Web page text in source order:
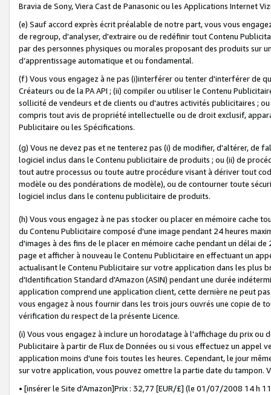
Bravia de Sony, Viera Cast de Panasonic ou les Applications Internet
(e) Sauf accord exprès écrit préalable de notre part, vous vous
de regroup, d'analyser, d'extraire ou de redéfinir tout Contenu
par des personnes physiques ou morales proposant des produits sur
d’apprentissage automatique et ou fondamental.
(f) Vous vous engagez à ne pas (i)interférer ou tenter d'interférer de
Créateurs ou de la PA API ; (ii) compiler ou utiliser le Contenu
sollicité de vendeurs et de clients ou d'autres activités publicitaires ;
compris tout avis de propriété intellectuelle ou de droit exclusif,
Publicitaire ou les Spécifications.
(g) Vous ne devez pas et ne tenterez pas (i) de modifier, d'altérer, de
logiciel inclus dans le Contenu publicitaire de produits ; ou (ii) de
tout autre processus ou toute autre procédure visant à dériver tout
modèle ou des pondérations de modèle), ou de contourner toute
logiciel inclus dans le contenu publicitaire de produits.
(h) Vous vous engagez à ne pas stocker ou placer en mémoire cache
du Contenu Publicitaire composé d'une image pendant 24 heures
d'images à des fins de le placer en mémoire cache pendant un délai
page et afficher à nouveau le Contenu Publicitaire en effectuant un
actualisant le Contenu Publicitaire sur votre application dans les plus
d'Identification Standard d'Amazon (ASIN) pendant une durée
application comprend une application client, cette dernière ne peut
vous engagez à nous fournir dans les trois jours ouvrés une copie de
vérification du respect de la présente Licence.
(i) Vous vous engagez à inclure un horodatage à l'affichage du prix
Publicitaire à partir de Flux de Données ou si vous effectuez un appel
application moins d'une fois toutes les heures. Cependant, le jour
sur votre application, vous pouvez omettre la partie date du tampon.
• [insérer le Site d'Amazon]Prix : 32,77 [EUR/£] (le 01/07/2008 14 h